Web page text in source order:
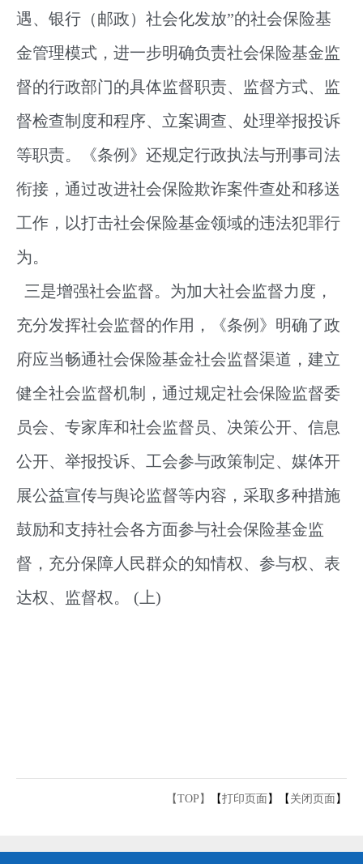
遇、银行（邮政）社会化发放”的社会保险基
金管理模式，进一步明确负责社会保险基金监
督的行政部门的具体监督职责、监督方式、监
督检查制度和程序、立案调查、处理举报投诉
等职责。《条例》还规定行政执法与刑事司法
衔接，通过改进社会保险欺诈案件查处和移送
工作，以打击社会保险基金领域的违法犯罪行
为。
三是增强社会监督。为加大社会监督力度，
充分发挥社会监督的作用，《条例》明确了政
府应当畅通社会保险基金社会监督渠道，建立
健全社会监督机制，通过规定社会保险监督委
员会、专家库和社会监督员、决策公开、信息
公开、举报投诉、工会参与政策制定、媒体开
展公益宣传与舆论监督等内容，采取多种措施
鼓励和支持社会各方面参与社会保险基金监
督，充分保障人民群众的知情权、参与权、表
达权、监督权。 (上)
【TOP】 【打印页面 】【 关闭页面 】